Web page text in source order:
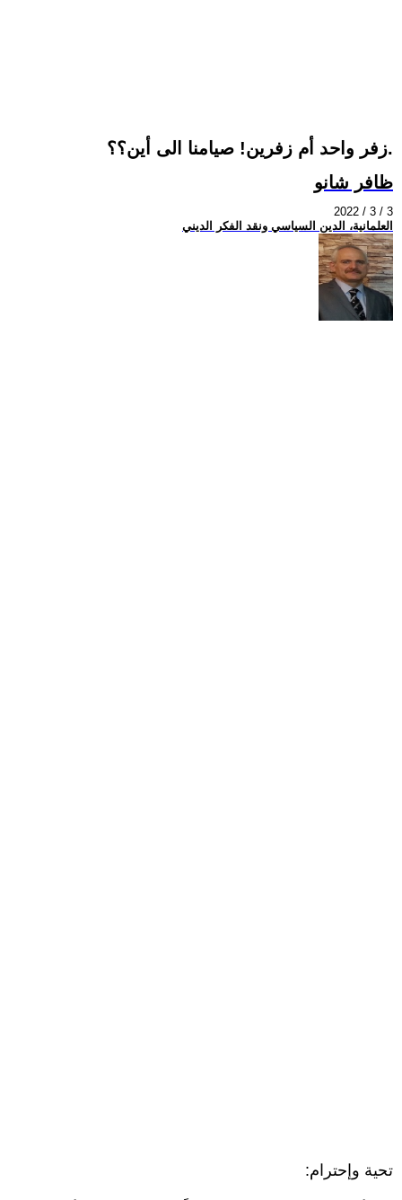
زفر واحد أم زفرين! صيامنا الى أين؟؟.
ظافر شانو
2022 / 3 / 3
العلمانية، الدين السياسي ونقد الفكر الديني
تحية وإحترام: